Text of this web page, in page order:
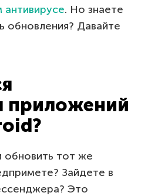
. Но знаете
обновления? Давайте
приложений
тот же
Зайдете в
Это